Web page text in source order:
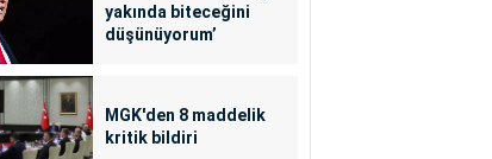
yakında biteceğini
düşünüyorum’
MGK'den 8 maddelik
kritik bildiri